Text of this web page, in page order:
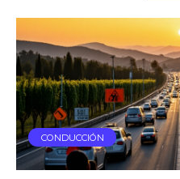
CONDUCCIÓN